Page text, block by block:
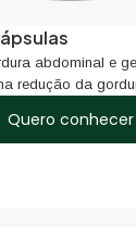
abdominal e
redução da
Quero conhecer